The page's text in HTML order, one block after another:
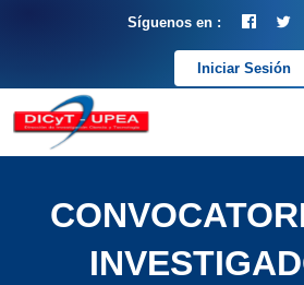
Síguenos en :
Iniciar Sesión